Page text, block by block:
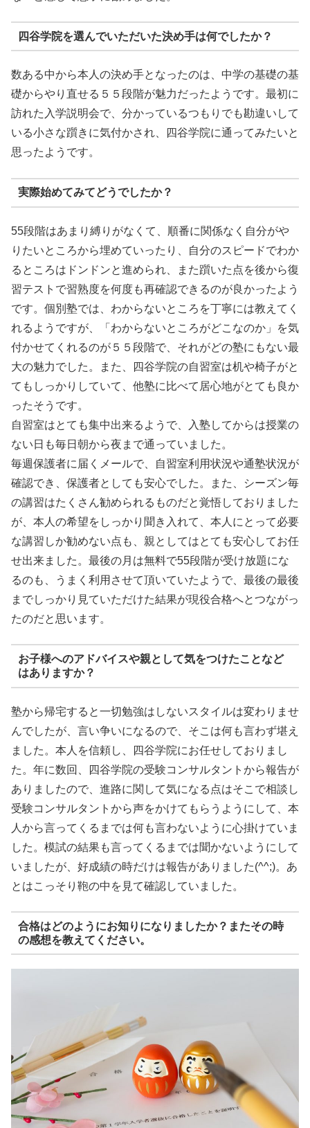
四谷学院を選んでいただいた決め手は何でしたか？
数ある中から本人の決め手となったのは、中学の基礎の基
礎からやり直せる５５段階が魅力だったようです。最初に
訪れた入学説明会で、分かっているつもりでも勘違いして
いる小さな躓きに気付かされ、四谷学院に通ってみたいと
思ったようです。
実際始めてみてどうでしたか？
55段階はあまり縛りがなくて、順番に関係なく自分がや
りたいところから埋めていったり、自分のスピードでわか
るところはドンドンと進められ、また躓いた点を後から復
習テストで習熟度を何度も再確認できるのが良かったよう
です。個別塾では、わからないところを丁寧には教えてく
れるようですが、「わからないところがどこなのか」を気
付かせてくれるのが５５段階で、それがどの塾にもない最
大の魅力でした。また、四谷学院の自習室は机や椅子がと
てもしっかりしていて、他塾に比べて居心地がとても良か
ったそうです。
自習室はとても集中出来るようで、入塾してからは授業の
ない日も毎日朝から夜まで通っていました。
毎週保護者に届くメールで、自習室利用状況や通塾状況が
確認でき、保護者としても安心でした。また、シーズン毎
の講習はたくさん勧められるものだと覚悟しておりました
が、本人の希望をしっかり聞き入れて、本人にとって必要
な講習しか勧めない点も、親としてはとても安心してお任
せ出来ました。最後の月は無料で55段階が受け放題にな
るのも、うまく利用させて頂いていたようで、最後の最後
までしっかり見ていただけた結果が現役合格へとつながっ
たのだと思います。
お子様へのアドバイスや親として気をつけたことなど
はありますか？
塾から帰宅すると一切勉強はしないスタイルは変わりませ
んでしたが、言い争いになるので、そこは何も言わず堪え
ました。本人を信頼し、四谷学院にお任せしておりまし
た。年に数回、四谷学院の受験コンサルタントから報告が
ありましたので、進路に関して気になる点はそこで相談し
受験コンサルタントから声をかけてもらうようにして、本
人から言ってくるまでは何も言わないように心掛けていま
した。模試の結果も言ってくるまでは聞かないようにして
いましたが、好成績の時だけは報告がありました(^^;)。あ
とはこっそり鞄の中を見て確認していました。
合格はどのようにお知りになりましたか？またその時
の感想を教えてください。